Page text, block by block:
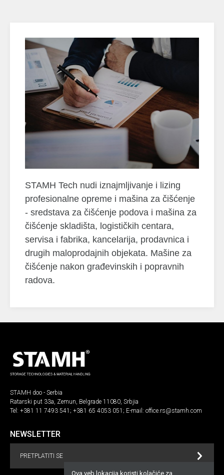
STAMH Tech nudi iznajmljivanje i lizing
profesionalne opreme i mašina za čišćenje
- sredstava za čišćenje podova i mašina za
čišćenje skladišta, logističkih centara,
servisa i fabrika, kancelarija, prodavnica i
drugih maloprodajnih objekata. Mašine za
čišćenje nakon građevinskih i popravnih
radova.
STAMH doo - Serbia
Ratarski put 33a, Zemun, Belgrade 11080, Srbjia
Tel: +381 11 7493 541 ; +381 65 4053 051 ; E-mail: office.rs@stamh.com
NEWSLETTER
PRETPLATITI SE
Ova veb lokacija koristi kolačiće za